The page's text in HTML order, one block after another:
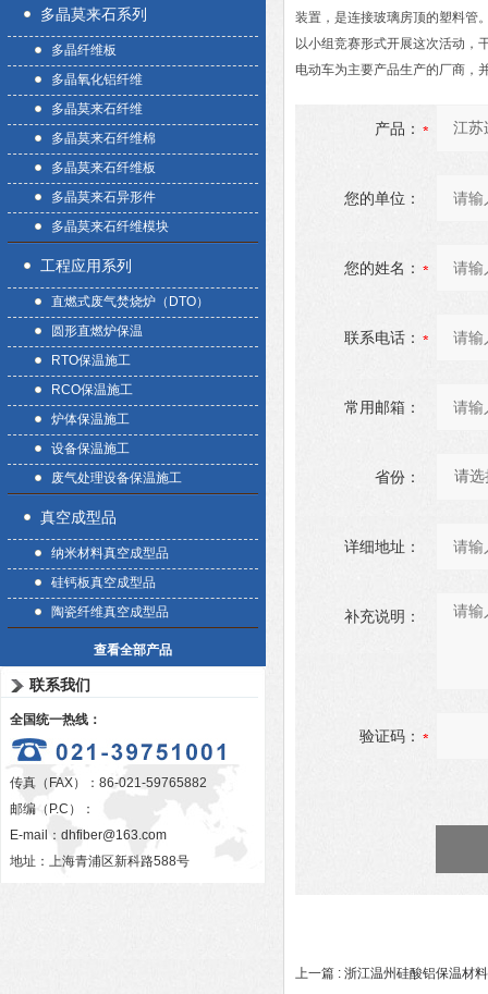
多晶莫来石系列
多晶纤维板
多晶氧化铝纤维
多晶莫来石纤维
多晶莫来石纤维棉
多晶莫来石纤维板
多晶莫来石异形件
多晶莫来石纤维模块
工程应用系列
直燃式废气焚烧炉（DTO）
圆形直燃炉保温
RTO保温施工
RCO保温施工
炉体保温施工
设备保温施工
废气处理设备保温施工
真空成型品
纳米材料真空成型品
硅钙板真空成型品
陶瓷纤维真空成型品
查看全部产品
联系我们
全国统一热线：
传真（FAX）：86-021-59765882
邮编（P.C）：
E-mail： dhfiber@163.com
地址：上海青浦区新科路588号
装置，是连接玻璃房顶的塑料管
以小组竞赛形式开展这次活动，
电动车为主要产品生产的厂商，
产品：
您的单位：
您的姓名：
联系电话：
常用邮箱：
省份：
详细地址：
补充说明：
验证码：
上一篇 : 浙江温州硅酸铝保温材